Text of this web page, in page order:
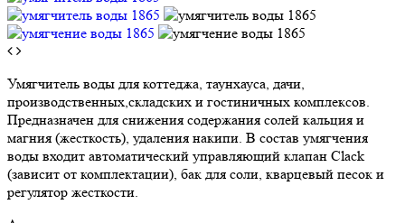
Умягчитель воды для коттеджа, таунхауса, дачи,
производственных,складских и гостиничных комплексов.
Предназначен для снижения содержания солей кальция и
магния (жесткость), удаления накипи. В состав умягчения
воды входит автоматический управляющий клапан Clack
(зависит от комплектации), бак для соли, кварцевый песок и
регулятор жесткости.